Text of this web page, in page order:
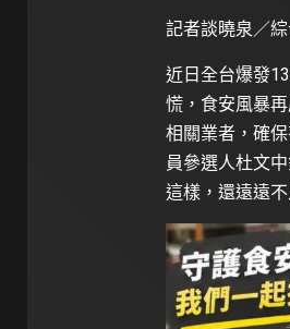
記者談曉泉／
近日全台爆發
慌，食安風暴
相關業者，確
員參選人杜文
這樣，還遠遠